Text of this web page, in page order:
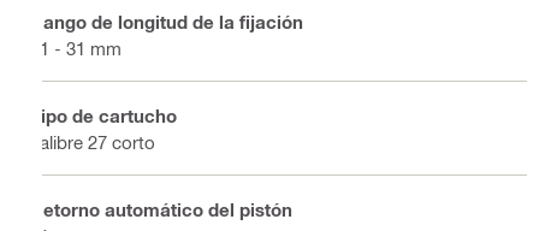
Rango de longitud de la fijación
21 - 31 mm
Tipo de cartucho
calibre 27 corto
Retorno automático del pistón